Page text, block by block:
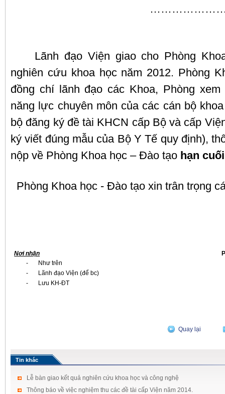
Lãnh đạo Viện giao cho Phòng
nghiên cứu khoa học năm 2012. Phòng
đồng chí lãnh đạo các Khoa, Phòng
năng lực chuyên môn của các cán bộ
bộ đăng ký đề tài KHCN cấp Bộ và cấp
ký viết đúng mẫu của Bộ Y Tế quy định),
nộp về Phòng Khoa học – Đào tạo hạn
Phòng Khoa học - Đào tạo xin trân trọng
Nơi nhận
-
Như trên
-
Lãnh đạo Viện (để bc)
-
Lưu KH-ĐT
Quay lại
Tin khác
Lễ bàn giao kết quả nghiên cứu khoa học và công nghệ
Thông báo về việc nghiệm thu các đề tài cấp Viện năm 2014.